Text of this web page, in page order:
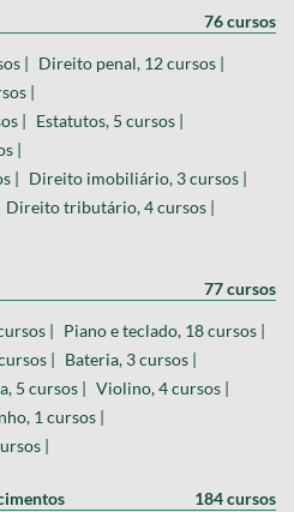
76 cursos
|
Direito penal, 12 cursos |
|
|
Estatutos, 5 cursos |
|
|
Direito imobiliário, 3 cursos |
Direito tributário, 4 cursos |
77 cursos
|
Piano e teclado, 18 cursos |
|
Bateria, 3 cursos |
5 cursos |
Violino, 4 cursos |
1 cursos |
|
184 cursos